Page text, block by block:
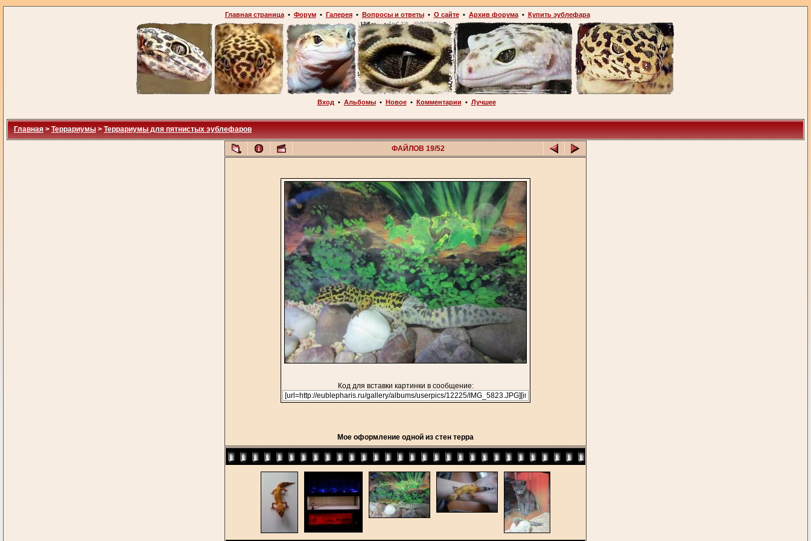
Главная страница• Форум• Галерея• Вопросы и ответы• О сайте• Архив форума• Купить эублефара
Вход • Альбомы• Новое• Комментарии • Лучшее
Главная > Террариумы > Террариумы для пятнистых эублефаров
ФАЙЛОВ 19/52
Код для вставки картинки в сообщение:
Мое оформление одной из стен терра